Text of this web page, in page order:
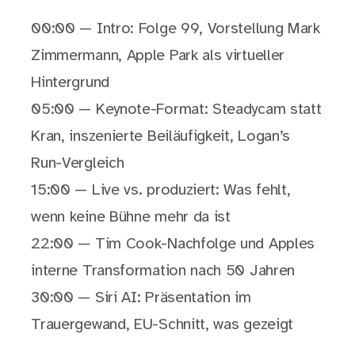
00:00 — Intro: Folge 99, Vorstellung Mark
Zimmermann, Apple Park als virtueller
Hintergrund
05:00 — Keynote-Format: Steadycam statt
Kran, inszenierte Beiläufigkeit, Logan’s
Run-Vergleich
15:00 — Live vs. produziert: Was fehlt,
wenn keine Bühne mehr da ist
22:00 — Tim Cook-Nachfolge und Apples
interne Transformation nach 50 Jahren
30:00 — Siri AI: Präsentation im
Trauergewand, EU-Schnitt, was gezeigt